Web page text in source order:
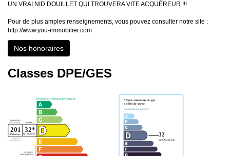
UN VRAI NID DOUILLET QUI TROUVERA VITE ACQUÉREUR !!!
Pour de plus amples renseignements, vous pouvez consulter notre site :
http://www.you-immobilier.com
Nos honoraires
Classes DPE/GES